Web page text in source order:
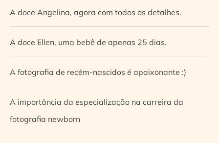
A doce Angelina, agora com todos os detalhes.
A doce Ellen, uma bebê de apenas 25 dias.
A fotografia de recém-nascidos é apaixonante :)
A importância da especialização na carreira da
fotografia newborn